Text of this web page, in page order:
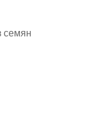
семян